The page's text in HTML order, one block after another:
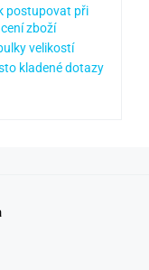
postupovat při
zboží
velikostí
kladené dotazy